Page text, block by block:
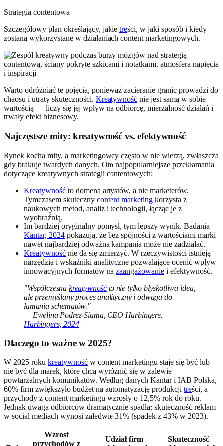
Strategia contentowa
Szczegółowy plan określający, jakie treści, w jaki sposób i kiedy
zostaną wykorzystane w działaniach content marketingowych.
Warto odróżniać te pojęcia, ponieważ zacieranie granic prowadzi do
chaosu i utraty skuteczności. Kreatywność nie jest samą w sobie
wartością — liczy się jej wpływ na odbiorcę, mierzalność działań i
trwały efekt biznesowy.
Najczęstsze mity: kreatywność vs. efektywność
Rynek kocha mity, a marketingowcy często w nie wierzą, zwłaszcza
gdy brakuje twardych danych. Oto najpopularniejsze przekłamania
dotyczące kreatywnych strategii contentowych:
Kreatywność to domena artystów, a nie marketerów.
Tymczasem skuteczny content marketing korzysta z
naukowych metod, analiz i technologii, łącząc je z
wyobraźnią.
Im bardziej oryginalny pomysł, tym lepszy wynik. Badania
Kantar, 2024 pokazują, że bez spójności z wartościami marki
nawet najbardziej odważna kampania może nie zadziałać.
Kreatywność nie da się zmierzyć. W rzeczywistości istnieją
narzędzia i wskaźniki analityczne pozwalające ocenić wpływ
innowacyjnych formatów na zaangażowanie i efektywność.
"Współczesna kreatywnośćto nie tylko błyskotliwa idea,
ale przemyślany proces analityczny i odwaga do
łamania schematów."
— Ewelina Podrez-Siama, CEO Harbingers,
Harbingers, 2024
Dlaczego to ważne w 2025?
W 2025 roku kreatywność w content marketingu staje się być lub
nie być dla marek, które chcą wyróżnić się w zalewie
powtarzalnych komunikatów. Według danych Kantar i IAB Polska,
60% firm zwiększyło budżet na automatyzację produkcji treści, a
przychody z content marketingu wzrosły o 12,5% rok do roku.
Jednak uwaga odbiorców dramatycznie spadła: skuteczność reklam
w social mediach wynosi zaledwie 31% (spadek z 43% w 2023).
Wzrost
przychodów z
Udział firm
Skuteczność